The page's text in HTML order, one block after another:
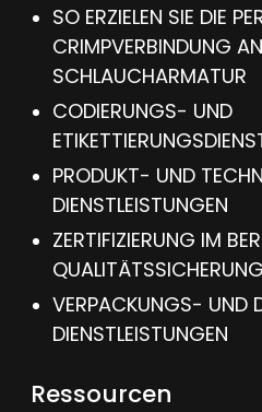
SO ERZIELEN SIE DIE
CRIMPVERBINDUNG
SCHLAUCHARMATUR
CODIERUNGS- UND
PRODUKT- UND
DIENSTLEISTUNGEN
ZERTIFIZIERUNG IM
VERPACKUNGS- UND
DIENSTLEISTUNGEN
Ressourcen